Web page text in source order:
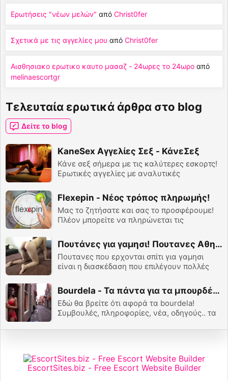
Ερωτήσεις "νέων μελών" από Christ0fer
Σχετικά με τις αγγελίες μου από Christ0fer
Αισθησιακο ερωτικο καυτο μασαζ - 24ωρες το 24ωρο από
melinaescortgr
Τελευταία ερωτικά άρθρα στο blog
Δείτε το blog
KaneSex Αγγελίες Σεξ - ΚάνεΣεξ
Κάνε σεξ σήμερα με τις καλύτερες εσκορτς!
Ερωτικές αγγελίες με αναλυτικές
φωτογραφίες κτλ.. KaneSex όπως και με
όποια θες!
Flexepin - Νέος τρόπος πληρωμής!
Μας το ζητήσατε και σας το προσφέρουμε!
Πλέον μπορείτε να πληρώνεται τις
προπληρωμένες κάρτες Flexepin!
Πουτάνες για γαμησι! Πουτανες Αθηνα.. Πουτανες Θεσσαλονικη..
Πουτανες που ερχονται σπίτι για γαμησι
είναι η διασκέδαση που επιλέγουν πολλές
Πουτανες Θεσσαλονικη.. Η Διασκέδαση
παραμένει πάντα ίδια!
Bourdela - Τα πάντα για τα μπουρδέλα!
Εδώ θα βρείτε ότι αφορά τα bourdela!
Συμβουλές, πληροφορίες, νέα, οδηγούς.. τα
μπουρδέλων και αφεθείτε στην απόλαυση..
EscortSites.biz - Free Escort Website Builder